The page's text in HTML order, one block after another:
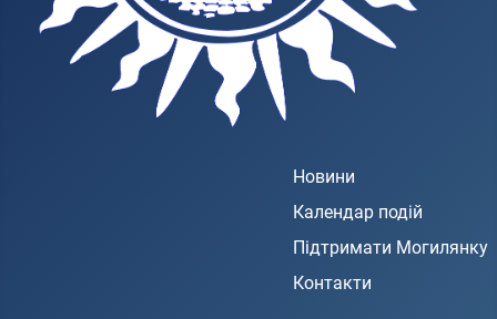
Новини
Календар подій
Підтримати Могилянку
Контакти